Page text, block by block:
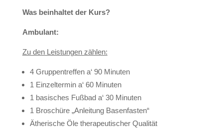
Was beinhaltet der Kurs?
Ambulant:
Zu den Leistungen zählen:
4 Gruppentreffen a‘ 90 Minuten
1 Einzeltermin a‘ 60 Minuten
1 basisches Fußbad a‘ 30 Minuten
1 Broschüre „Anleitung Basenfasten“
Ätherische Öle therapeutischer Qualität